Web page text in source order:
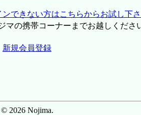
できない方はこちらからお試し下
の携帯コーナーまでお越しくださ
新規会員登録
© 2026 Nojima.